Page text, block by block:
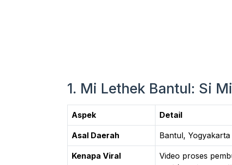
1. Mi Lethek Bantul: Si
Aspek Detail
Asal Daerah Bantul,
Kenapa Viral
Video proses